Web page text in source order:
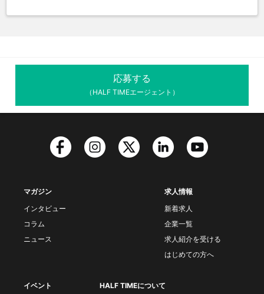
応募する
（HALF TIMEエージェント）
マガジン
インタビュー
コラム
ニュース
求人情報
新着求人
企業一覧
求人紹介を受ける
はじめての方へ
イベント HALF TIMEについて